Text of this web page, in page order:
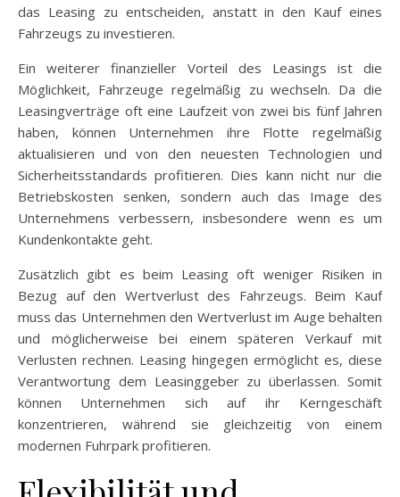
das Leasing zu entscheiden, anstatt in den Kauf eines
Fahrzeugs zu investieren.
Ein weiterer finanzieller Vorteil des Leasings ist die
Möglichkeit, Fahrzeuge regelmäßig zu wechseln. Da die
Leasingverträge oft eine Laufzeit von zwei bis fünf Jahren
haben, können Unternehmen ihre Flotte regelmäßig
aktualisieren und von den neuesten Technologien und
Sicherheitsstandards profitieren. Dies kann nicht nur die
Betriebskosten senken, sondern auch das Image des
Unternehmens verbessern, insbesondere wenn es um
Kundenkontakte geht.
Zusätzlich gibt es beim Leasing oft weniger Risiken in
Bezug auf den Wertverlust des Fahrzeugs. Beim Kauf
muss das Unternehmen den Wertverlust im Auge behalten
und möglicherweise bei einem späteren Verkauf mit
Verlusten rechnen. Leasing hingegen ermöglicht es, diese
Verantwortung dem Leasinggeber zu überlassen. Somit
können Unternehmen sich auf ihr Kerngeschäft
konzentrieren, während sie gleichzeitig von einem
modernen Fuhrpark profitieren.